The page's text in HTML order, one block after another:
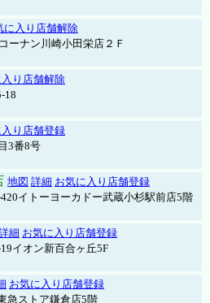
に入り店舗解除
ーナン川崎小田栄店２Ｆ
り店舗解除
18
り店舗登録
3番8号
地図 詳細 お気に入り店舗登録
イトーヨーカドー武蔵小杉駅前店5階
細 お気に入り店舗登録
イオン新百合ヶ丘5F
お気に入り店舗登録
急ストア鎌倉店5階